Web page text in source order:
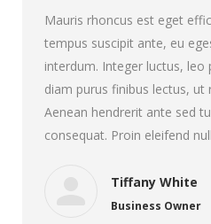
Mauris rhoncus est eget
tempus suscipit ante, eu
interdum. Integer luctus, leo
diam purus finibus lectus,
Aenean hendrerit ante sed
consequat. Proin eleifend
Tiffany White
Business Owner